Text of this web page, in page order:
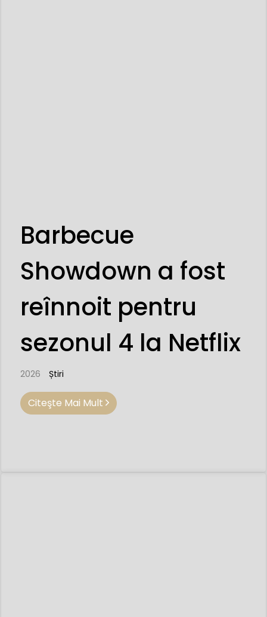
Barbecue
Showdown a fost
reînnoit pentru
sezonul 4 la Netflix
2026 Știri
Citeşte Mai Mult